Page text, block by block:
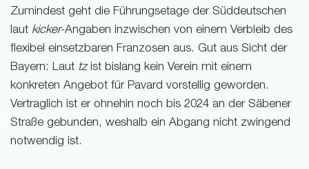
Zumindest geht die Führungsetage der Süddeutschen
laut kicker-Angaben inzwischen von einem Verbleib des
flexibel einsetzbaren Franzosen aus. Gut aus Sicht der
Bayern: Laut tzist bislang kein Verein mit einem
konkreten Angebot für Pavard vorstellig geworden.
Vertraglich ist er ohnehin noch bis 2024 an der Säbener
Straße gebunden, weshalb ein Abgang nicht zwingend
notwendig ist.